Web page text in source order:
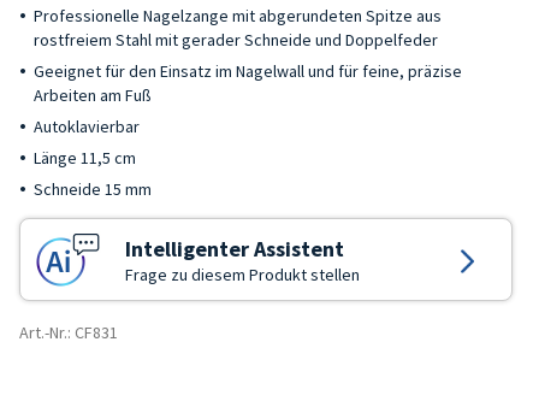
Professionelle Nagelzange mit abgerundeten Spitze aus
rostfreiem Stahl mit gerader Schneide und Doppelfeder
Geeignet für den Einsatz im Nagelwall und für feine, präzise
Arbeiten am Fuß
Autoklavierbar
Länge 11,5 cm
Schneide 15 mm
Intelligenter Assistent
Frage zu diesem Produkt stellen
Art.-Nr.: CF831